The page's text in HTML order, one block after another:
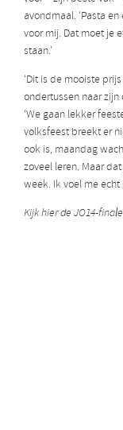
avondmaal. ‘Pasta
voor mij. Dat moet je
staan.’
‘Dit is de mooiste
ondertussen naar
‘We gaan lekker
volksfeest breekt er
ook is, maandag
zoveel leren. Maar
week. Ik voel me echt
Kijk hier de JO14-